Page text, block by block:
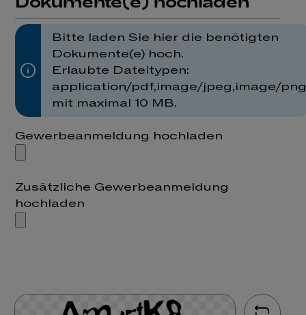
Bitte laden Sie hier die benötigten
Dokumente(e) hoch.
Erlaubte Dateitypen:
application/pdf,image/jpeg,image/png
mit maximal 10 MB.
Gewerbeanmeldung hochladen
Zusätzliche Gewerbeanmeldung
hochladen